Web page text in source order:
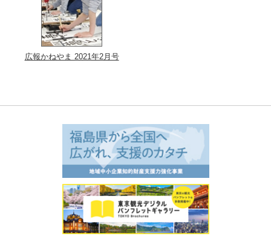
広報かねやま 2021年2月号